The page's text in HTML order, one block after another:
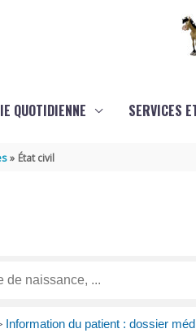
QUOTIDIENNE SERVICES
État civil
Information du patient : dossier